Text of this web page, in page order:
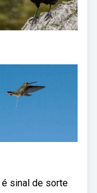
sinal de sorte